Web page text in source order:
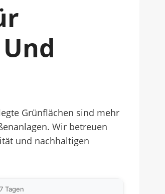
Grünflächen sind mehr
Wir betreuen
und nachhaltigen
Tagen